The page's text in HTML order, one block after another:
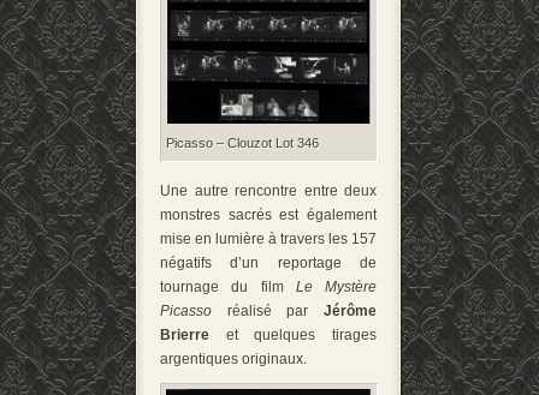
Picasso – Clouzot Lot 346
Une autre rencontre entre deux
monstres sacrés est également
mise en lumière à travers les 157
négatifs d’un reportage de
tournage du film Le Mystère
Picasso réalisé par Jérôme
Brierre et quelques tirages
argentiques originaux.